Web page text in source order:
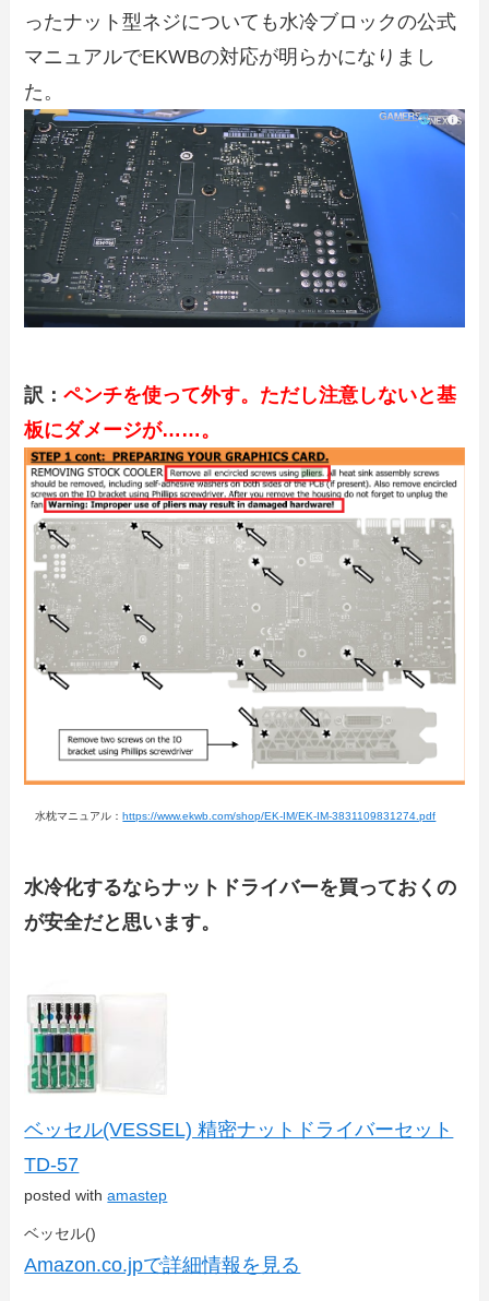
ったナット型ネジについても水冷ブロックの公式
マニュアルでEKWBの対応が明らかになりまし
た。
訳：ペンチを使って外す。ただし注意しないと基
板にダメージが……。
水枕マニュアル：https://www.ekwb.com/shop/EK-IM/EK-IM-3831109831274.pdf
水冷化するならナットドライバーを買っておくの
が安全だと思います。
ベッセル(VESSEL) 精密ナットドライバーセット
TD-57
posted withamastep
ベッセル()
Amazon.co.jpで詳細情報を見る